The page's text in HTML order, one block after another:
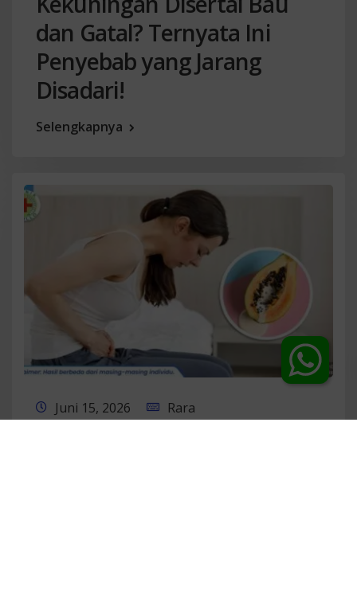
dan Gatal? Ternyata Ini
Penyebab yang Jarang
Disadari!
Selengkapnya
Juni 15, 2026 Rara
Chat Dokter